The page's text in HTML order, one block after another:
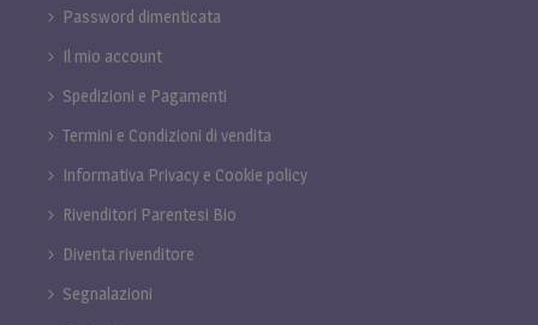
Password dimenticata
Il mio account
Spedizioni e Pagamenti
Termini e Condizioni di vendita
Informativa Privacy e Cookie policy
Rivenditori Parentesi Bio
Diventa rivenditore
Segnalazioni